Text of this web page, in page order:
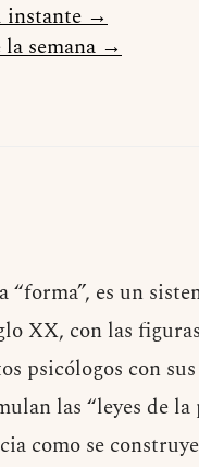
instante →
la semana →
es un
XX, con las
psicólogos con
las “leyes de la
como se